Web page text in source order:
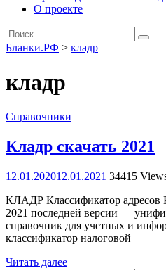
О проекте
Бланки.РФ > кладр
кладр
Справочники
Кладр скачать 2021
12.01.202012.01.2021 34415
КЛАДР Классификатор
2021 последней версии —
справочник для учетных и
классификатор налоговой
Читать далее